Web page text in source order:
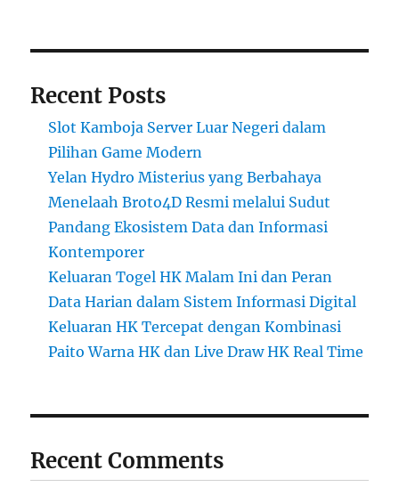
Recent Posts
Slot Kamboja Server Luar Negeri dalam
Pilihan Game Modern
Yelan Hydro Misterius yang Berbahaya
Menelaah Broto4D Resmi melalui Sudut
Pandang Ekosistem Data dan Informasi
Kontemporer
Keluaran Togel HK Malam Ini dan Peran
Data Harian dalam Sistem Informasi Digital
Keluaran HK Tercepat dengan Kombinasi
Paito Warna HK dan Live Draw HK Real Time
Recent Comments